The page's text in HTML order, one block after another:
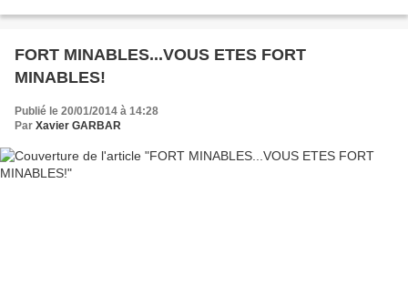
FORT MINABLES...VOUS ETES FORT
MINABLES!
Publié le 20/01/2014 à 14:28
Par Xavier GARBAR